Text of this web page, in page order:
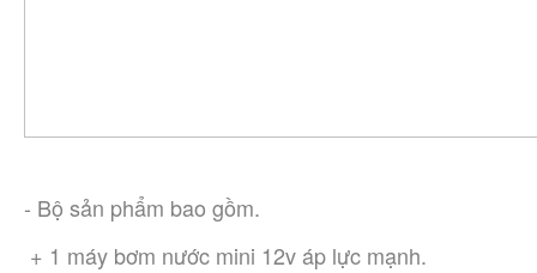
- Bộ sản phẩm bao gồm.
+ 1 máy bơm nước mini 12v áp lực mạnh.